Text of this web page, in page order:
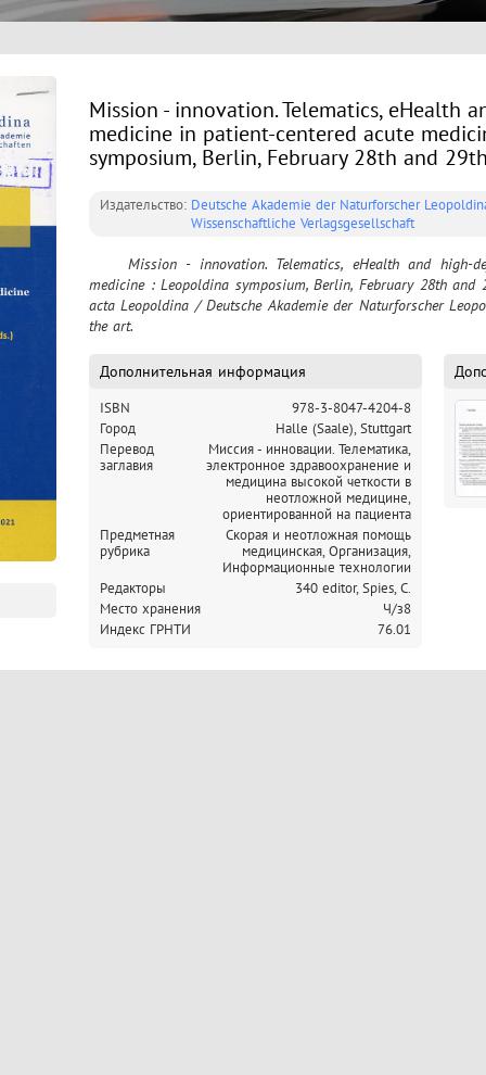
Mission - innovation. Telematics, eHealth
medicine in patient-centered acute
symposium, Berlin, February 28th and
Издательство: Deutsche Akademie der Naturforscher
Wissenschaftliche Verlagsgesellschaft
medicine : Leopoldina symposium, Berlin, February 28th
acta Leopoldina / Deutsche Akademie der Naturforscher
the art.
Дополнительная информация
ISBN
978-3-8047-4204-8
Город
Halle (Saale), Stuttgart
Перевод
заглавия
Миссия - инновации. Телематика,
электронное здравоохранение и
медицина высокой четкости в
неотложной медицине,
ориентированной на пациента
Предметная
рубрика
Скорая и неотложная помощь
медицинская, Организация,
Информационные технологии
Редакторы
340 editor, Spies, C.
Место хранения
Ч/з8
Индекс ГРНТИ
76.01